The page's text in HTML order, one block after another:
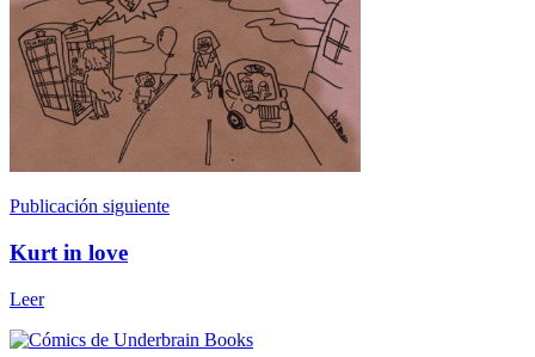
Publicación siguiente
Kurt in love
Leer